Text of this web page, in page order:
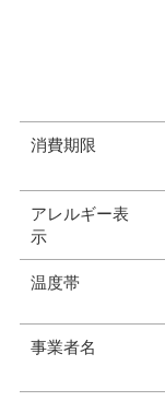
消費期限
アレルギー表
示
温度帯
事業者名